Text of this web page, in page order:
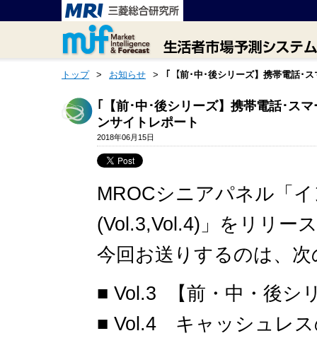
トップ > お知らせ > ｢【前･中･後シリーズ】携帯電話･
｢【前･中･後シリーズ】携帯電話･ス
ンサイトレポート
2018年06月15日
MROCシニアパネル「
(Vol.3,Vol.4)」をリリー
今回お送りするのは、
■ Vol.3 【前・中・後シ
■ Vol.4 キャッシュレス